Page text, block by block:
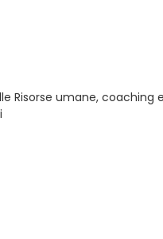
Risorse umane,